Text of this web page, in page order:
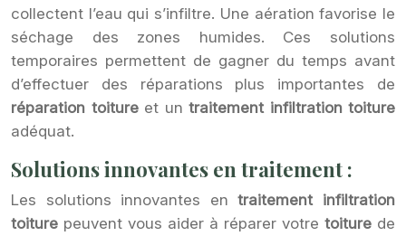
collectent l’eau qui s’infiltre. Une aération favorise le
séchage des zones humides. Ces solutions
temporaires permettent de gagner du temps avant
d’effectuer des réparations plus importantes de
réparation toiture et un traitement infiltration toiture
adéquat.
Solutions innovantes en traitement :
Les solutions innovantes entraitement infiltration
toiture peuvent vous aider à réparer votre toiture de